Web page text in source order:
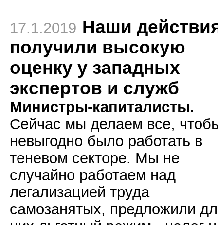
17.1.2019 Наши
получили высокую
оценку у западных
экспертов и служб
Министры-капиталисты.
Сейчас мы делаем все,
невыгодно было работать в
теневом секторе. Мы не
случайно работаем над
легализацией труда
самозанятых, предложили